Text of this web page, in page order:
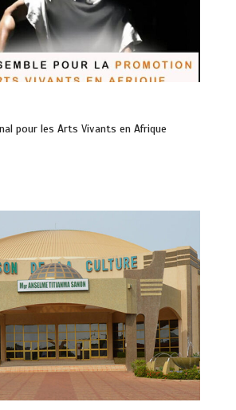
pour les Arts Vivants en Afrique